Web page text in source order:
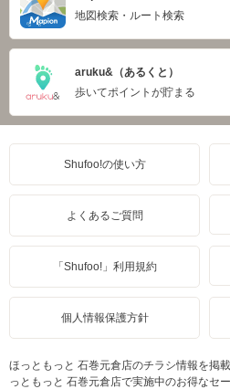
地図検索・ルート検索
aruku&（あるくと）
歩いてポイントが貯まる
Shufoo!の使い方
よくあるご質問
「Shufoo!」利用規約
個人情報保護方針
ほっともっと 石巻元倉店のチラシ情報を掲
っともっと 石巻元倉店で実施中のお得なセ